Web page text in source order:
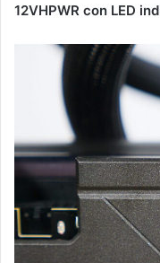
12VHPWR con LED